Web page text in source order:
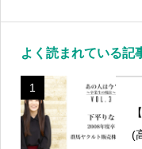
よく読まれている記
1
(